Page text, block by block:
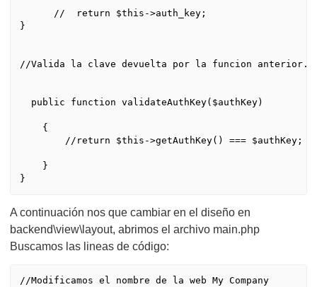
      //  return $this->auth_key;
}
//Valida la clave devuelta por la funcion anterior.
  public function validateAuthKey($authKey)
    {
        //return $this->getAuthKey() === $authKey;
    }
A continuación nos que cambiar en el diseño en
backend\view\layout, abrimos el archivo main.php
Buscamos las lineas de código:
//Modificamos el nombre de la web My Company